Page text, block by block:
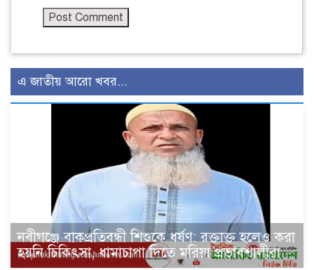
এ জাতীয় আরো খবর...
নবীগঞ্জে বাকপ্রতিবন্ধী শিশুকে ধর্ষণ: রক্তাক্ত হলেও করা
হয়নি চিকিৎসা, ধামাচাপা দিতে মরিয়া প্রভাবশালীরা